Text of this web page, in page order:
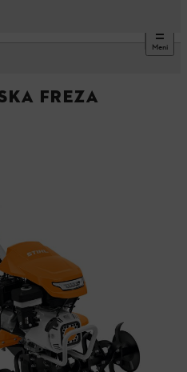
Meni
freza